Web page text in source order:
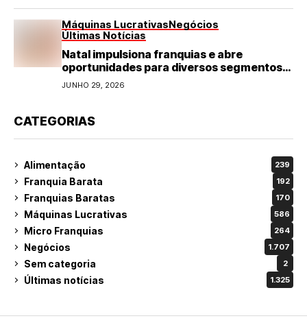
Máquinas LucrativasNegócios
Últimas Notícias
Natal impulsiona franquias e abre
oportunidades para diversos segmentos
do varejo
JUNHO 29, 2026
CATEGORIAS
Alimentação 239
Franquia Barata 192
Franquias Baratas 170
Máquinas Lucrativas 586
Micro Franquias 264
Negócios 1.707
Sem categoria 2
Últimas notícias 1.325